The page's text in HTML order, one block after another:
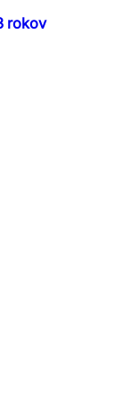
rokov